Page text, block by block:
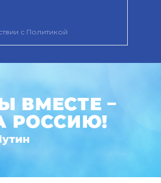
с Политикой